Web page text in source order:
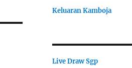
Keluaran Kamboja
Live Draw Sgp